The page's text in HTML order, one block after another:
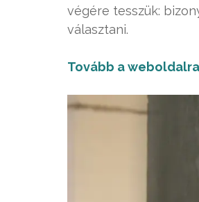
végére tesszük:
választani.
Tovább a weboldalra